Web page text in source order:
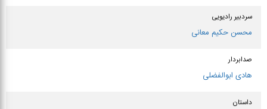
سردبیر رادیویی
محسن حکیم معانی
صدابردار
هادی ابوالفضلی
داستان